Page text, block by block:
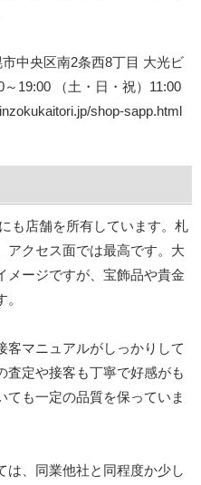
市中央区南2条西8丁目 大光ビ
19:00 （土・日・祝）11:00
shop-sapp.html
も店舗を所有しています。札
アクセス面では最高です。大
メージですが、宝飾品や貴金
客マニュアルがしっかりして
査定や接客も丁寧で好感がも
ても一定の品質を保っていま
は、同業他社と同程度か少し